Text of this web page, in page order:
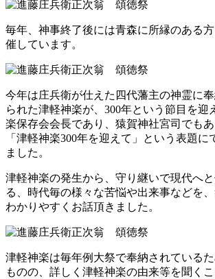
毎年、神事終了後には青森に所縁のある
催しています。
今年は庄兵衛が仕えた四代藩主の神霊に
られた津軽神楽が、300年という節目を迎
楽保存会会長であり、猿賀神社宮司でもあ
「津軽神楽300年を迎えて」という表題に
ました。
津軽神楽の発生から、守り継いで現代へ
る、時代毎の様々な苦悩や出来事などを
わかりやすくお話頂きました。
津軽神楽は毎年例大祭で奉納されている
ものの、詳しく津軽神楽の由来等を聞く